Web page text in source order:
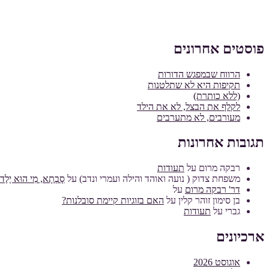
פוסטים אחרונים
הרווח שבמפגש הדורות
תקיפות היא לא שתלטנות
(ללא כותרת)
לקלף את הבצל, לא את הילד
מעורבים, לא מתערבים
תגובות אחרונות
רבקה מרום על תעודות
משפחת צדוק ( נועה ואוהד והילה ועמרי ונדב) על סָבְתָא, מִי הוּא
דר' רבקה מרום על
בן סימון זוהר קלין על האם בזוגיות קיימת סובלנות?
גברי על תעודות
ארכיונים
אוגוסט 2026